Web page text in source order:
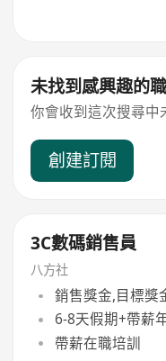
未找到感興趣的
你會收到這次搜尋中
創建訂閱
3C數碼銷售員
八方社
銷售獎金,目標獎
6-8天假期+帶薪
帶薪在職培訓